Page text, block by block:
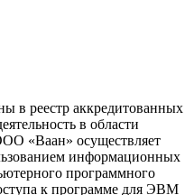
в реестр аккредитованных
в области
«Ваан» осуществляет
информационных
программного
к программе для ЭВМ